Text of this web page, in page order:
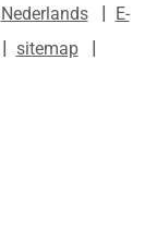
Nederlands | E-
| sitemap |